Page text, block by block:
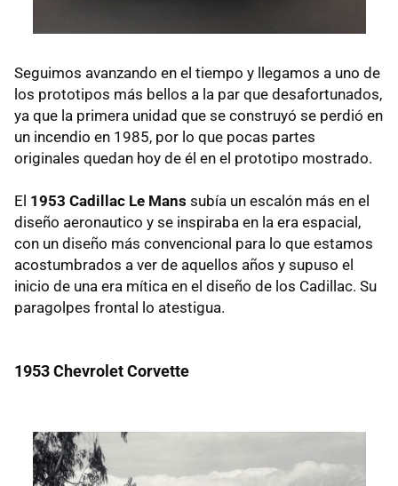
Seguimos avanzando en el tiempo y llegamos a uno de
los prototipos más bellos a la par que desafortunados,
ya que la primera unidad que se construyó se perdió en
un incendio en 1985, por lo que pocas partes
originales quedan hoy de él en el prototipo mostrado.
El 1953 Cadillac Le Mans subía un escalón más en el
diseño aeronautico y se inspiraba en la era espacial,
con un diseño más convencional para lo que estamos
acostumbrados a ver de aquellos años y supuso el
inicio de una era mítica en el diseño de los Cadillac. Su
paragolpes frontal lo atestigua.
1953 Chevrolet Corvette